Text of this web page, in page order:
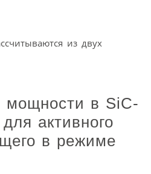
из двух
мощности в SiC-
активного
в режиме